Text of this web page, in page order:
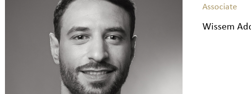
Associate
Wissem